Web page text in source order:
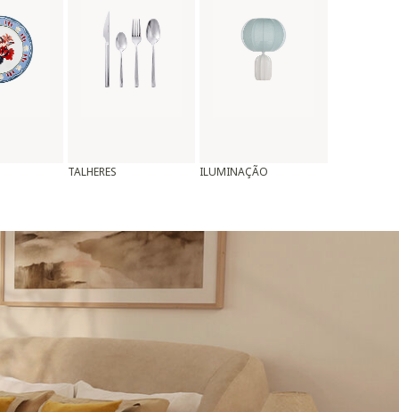
TALHERES ILUMINAÇÃO